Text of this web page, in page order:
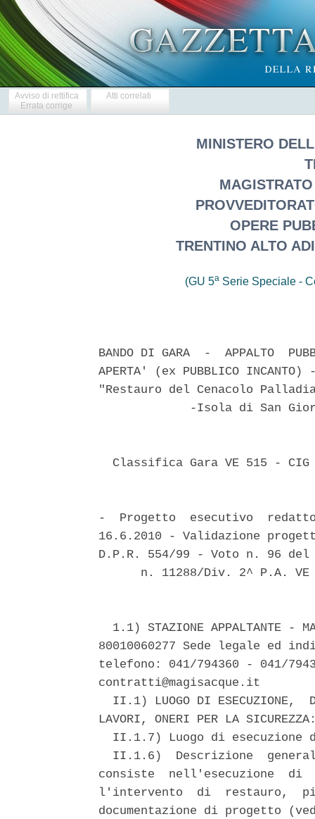
Avviso di rettifica
Errata corrige
Atti correlati
MINISTERO
OPERE
TRENTINO ALTO
(GU 5a Serie Speciale -
BANDO DI GARA  -  APPALTO
APERTA' (ex PUBBLICO
"Restauro del Cenacolo
-Isola di San
Classifica Gara VE 515 -
-  Progetto  esecutivo
16.6.2010 - Validazione
D.P.R. 554/99 - Voto n. 96
n. 11288/Div. 2^ P.A.
1.1) STAZIONE APPALTANTE -
80010060277 Sede legale ed
telefono: 041/794360 - 041/
contratti@magisacque.it
II.1) LUOGO DI ESECUZIONE,
LAVORI, ONERI PER LA
II.1.7) Luogo di esecuzione
II.1.6)  Descrizione
consiste  nell'esecuzione
l'intervento  di  restauro,
documentazione di progetto